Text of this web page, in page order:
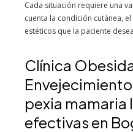
Cada situación requiere una
cuenta la condición cutánea,
estéticos que la paciente
Clínica
pexia mamaria
efectivas en